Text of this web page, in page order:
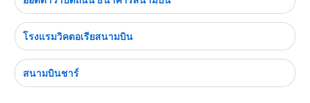
โรงแรมวิคตอเรียสนามบิน
สนามบินชาร์